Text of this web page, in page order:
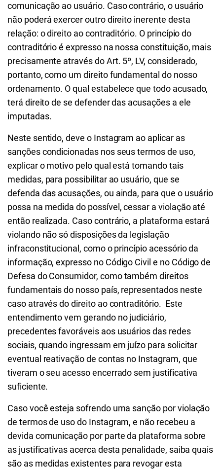
comunicação ao usuário. Caso contrário, o usuário
não poderá exercer outro direito inerente desta
relação: o direito ao contraditório. O princípio do
contraditório é expresso na nossa constituição, mais
precisamente através do Art. 5º, LV, considerado,
portanto, como um direito fundamental do nosso
ordenamento. O qual estabelece que todo acusado,
terá direito de se defender das acusações a ele
imputadas.
Neste sentido, deve o Instagram ao aplicar as
sanções condicionadas nos seus termos de uso,
explicar o motivo pelo qual está tomando tais
medidas, para possibilitar ao usuário, que se
defenda das acusações, ou ainda, para que o usuário
possa na medida do possível, cessar a violação até
então realizada. Caso contrário, a plataforma estará
violando não só disposições da legislação
infraconstitucional, como o princípio acessório da
informação, expresso no Código Civil e no Código de
Defesa do Consumidor, como também direitos
fundamentais do nosso país, representados neste
caso através do direito ao contraditório. Este
entendimento vem gerando no judiciário,
precedentes favoráveis aos usuários das redes
sociais, quando ingressam em juízo para solicitar
eventual reativação de contas no Instagram, que
tiveram o seu acesso encerrado sem justificativa
suficiente.
Caso você esteja sofrendo uma sanção por violação
de termos de uso do Instagram, e não recebeu a
devida comunicação por parte da plataforma sobre
as justificativas acerca desta penalidade, saiba quais
são as medidas existentes para revogar esta